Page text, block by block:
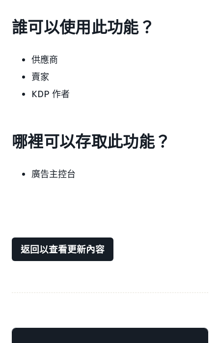
誰可以使用此功能？
供應商
賣家
KDP 作者
哪裡可以存取此功能？
廣告主控台
返回以查看更新內容